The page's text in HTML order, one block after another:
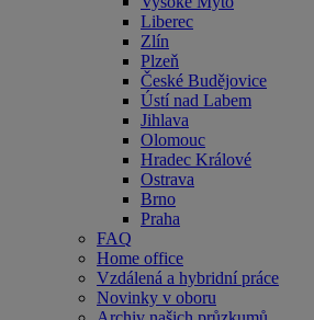
Liberec
Zlín
Plzeň
České Budějovice
Ústí nad Labem
Jihlava
Olomouc
Hradec Králové
Ostrava
Brno
Praha
FAQ
Home office
Vzdálená a hybridní práce
Novinky v oboru